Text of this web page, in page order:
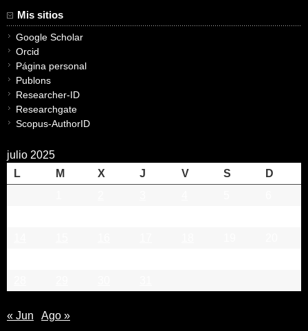
Mis sitios
Google Scholar
Orcid
Página personal
Publons
Researcher-ID
Researchgate
Scopus-AuthorID
julio 2025
L
M X J V S
D
« Jun Ago »